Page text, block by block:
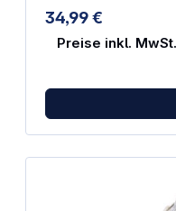
34,99 €
Preise inkl.